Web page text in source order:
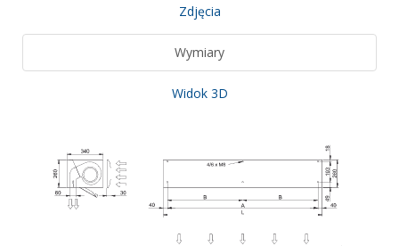
Zdjęcia
Wymiary
Widok 3D